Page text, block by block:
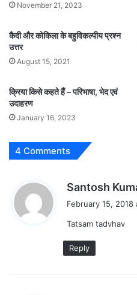
November 21, 2023
कैदी और कोकिला के बहुविकल्पीय प्रश्न
उत्तर
August 15, 2021
क्रिया किसे कहते हैं – परिभाषा, भेद एवं
उदाहरण
January 16, 2023
4 Comments
Santosh
February 15, 2018
Tatsam tadvhav
Reply